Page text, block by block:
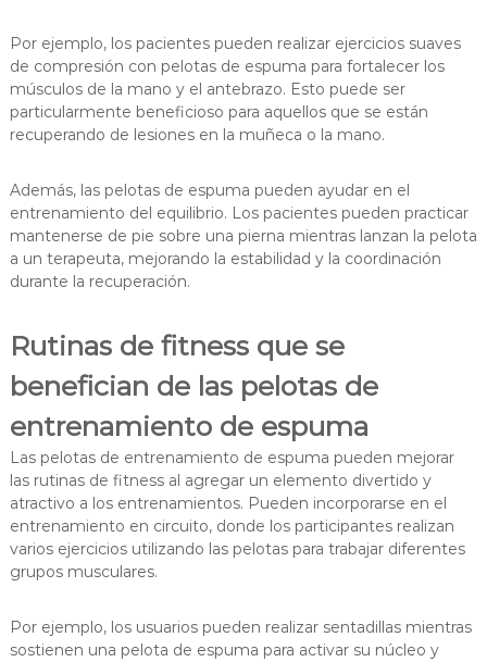
Por ejemplo, los pacientes pueden realizar ejercicios suaves
de compresión con pelotas de espuma para fortalecer los
músculos de la mano y el antebrazo. Esto puede ser
particularmente beneficioso para aquellos que se están
recuperando de lesiones en la muñeca o la mano.
Además, las pelotas de espuma pueden ayudar en el
entrenamiento del equilibrio. Los pacientes pueden practicar
mantenerse de pie sobre una pierna mientras lanzan la pelota
a un terapeuta, mejorando la estabilidad y la coordinación
durante la recuperación.
Rutinas de fitness que se
benefician de las pelotas de
entrenamiento de espuma
Las pelotas de entrenamiento de espuma pueden mejorar
las rutinas de fitness al agregar un elemento divertido y
atractivo a los entrenamientos. Pueden incorporarse en el
entrenamiento en circuito, donde los participantes realizan
varios ejercicios utilizando las pelotas para trabajar diferentes
grupos musculares.
Por ejemplo, los usuarios pueden realizar sentadillas mientras
sostienen una pelota de espuma para activar su núcleo y